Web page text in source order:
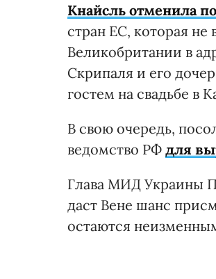
Кнайсль отменила
стран ЕС, которая не
Великобритании в
Скрипаля и его
гостем на свадьбе в
В свою очередь,
ведомство РФ для
Глава МИД Украины
даст Вене шанс
остаются